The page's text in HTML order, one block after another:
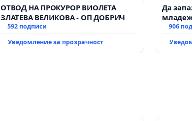
ОТВОД НА ПРОКУРОР ВИОЛЕТА
ЗЛАТЕВА ВЕЛИКОВА - ОП ДОБРИЧ
592 подписи
Уведомление за прозрачност
Да
за
906